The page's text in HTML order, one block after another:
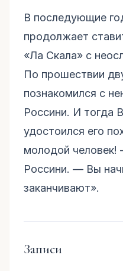
В последующие
продолжает
«Ла Скала» с
По прошествии
познакомился с
Россини. И тогда
удостоился его
молодой
Россини. — Вы
заканчивают».
Записи